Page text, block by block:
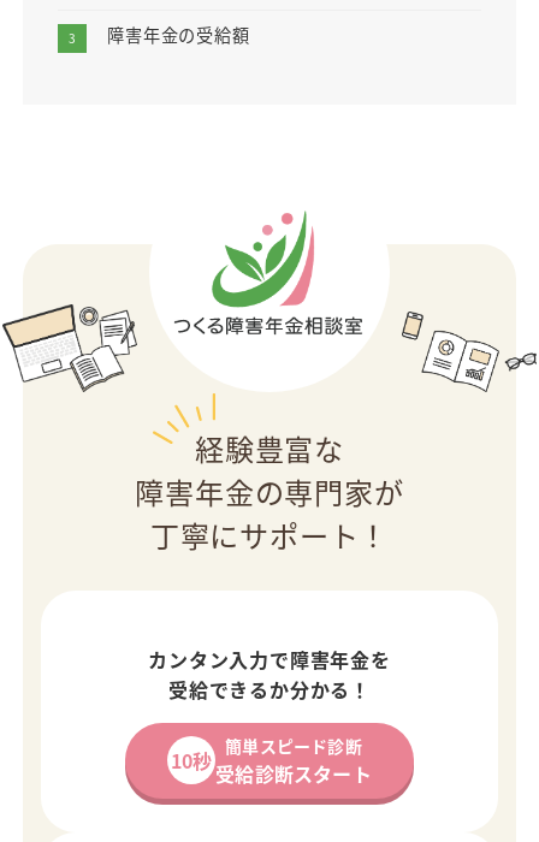
障害年金の受給額
経験豊富な
障害年金の専門家が
丁寧にサポート！
カンタン入力で障害年金を
受給できるか分かる！
10秒 簡単スピード診断
受給診断スタート